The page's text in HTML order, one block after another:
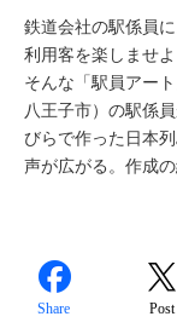
鉄道会社の駅係員
利用客を楽しませ
そんな「駅員アー
八王子市）の駅係
びらで作った日本
声が広がる。作成
Share Post